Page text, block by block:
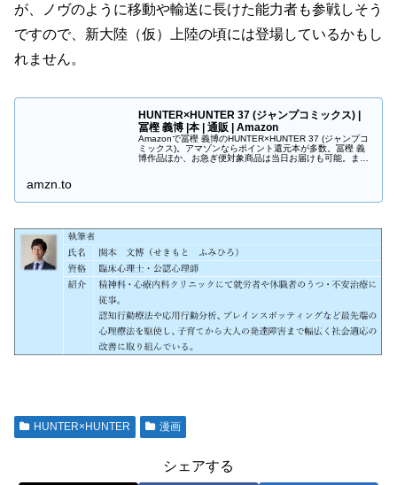
が、ノヴのように移動や輸送に長けた能力者も参戦しそう
ですので、新大陸 （仮）
上陸の頃には登場しているかもし
れません。
HUNTER×HUNTER 37 (ジャンプコミックス) |
冨樫 義博 |本 | 通販 | Amazon
Amazonで冨樫 義博のHUNTER×HUNTER 37 (ジャンプコ
ミックス)。アマゾンならポイント還元本が多数。冨樫 義
博作品ほか、お急ぎ便対象商品は当日お届けも可能。また
amzn.to
HUNTER×HUNTER 漫画
シェアする